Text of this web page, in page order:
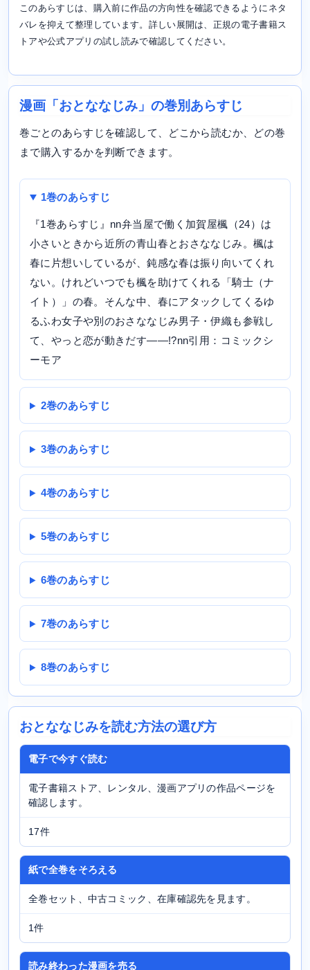
このあらすじは、購入前に作品の方向性を確認できるようにネタ
バレを抑えて整理しています。詳しい展開は、正規の電子書籍ス
トアや公式アプリの試し読みで確認してください。
漫画「おとななじみ」の巻別あらすじ
巻ごとのあらすじを確認して、どこから読むか、どの巻
まで購入するかを判断できます。
1巻のあらすじ
『1巻あらすじ』nn弁当屋で働く加賀屋楓（24）は
小さいときから近所の青山春とおさななじみ。楓は
春に片想いしているが、鈍感な春は振り向いてくれ
ない。けれどいつでも楓を助けてくれる「騎士（ナ
イト）」の春。そんな中、春にアタックしてくるゆ
るふわ女子や別のおさななじみ男子・伊織も参戦し
て、やっと恋が動きだす――!?nn引用：コミックシ
ーモア
2巻のあらすじ
3巻のあらすじ
4巻のあらすじ
5巻のあらすじ
6巻のあらすじ
7巻のあらすじ
8巻のあらすじ
おとななじみを読む方法の選び方
電子で今すぐ読む
電子書籍ストア、レンタル、漫画アプリの作品ページを
確認します。
17件
紙で全巻をそろえる
全巻セット、中古コミック、在庫確認先を見ます。
1件
読み終わった漫画を売る